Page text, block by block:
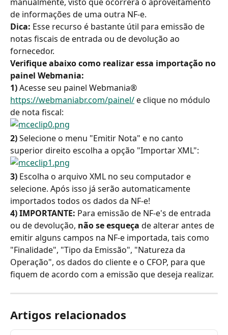
de informações de uma outra NF-e.
Dica: Esse recurso é bastante útil para emissão de
notas fiscais de entrada ou de devolução ao
fornecedor.
Verifique abaixo como realizar essa importação no
painel Webmania:
1) Acesse seu painel Webmania®
https://webmaniabr.com/painel/ e clique no módulo
de nota fiscal:
2) Selecione o menu "Emitir Nota" e no canto
superior direito escolha a opção "Importar XML":
3) Escolha o arquivo XML no seu computador e
selecione. Após isso já serão automaticamente
importados todos os dados da NF-e!
4) IMPORTANTE: Para emissão de NF-e's de entrada
ou de devolução, não se esqueça de alterar antes de
emitir alguns campos na NF-e importada, tais como
"Finalidade", "Tipo da Emissão", "Natureza da
Operação", os dados do cliente e o CFOP, para que
fiquem de acordo com a emissão que deseja realizar.
Artigos relacionados